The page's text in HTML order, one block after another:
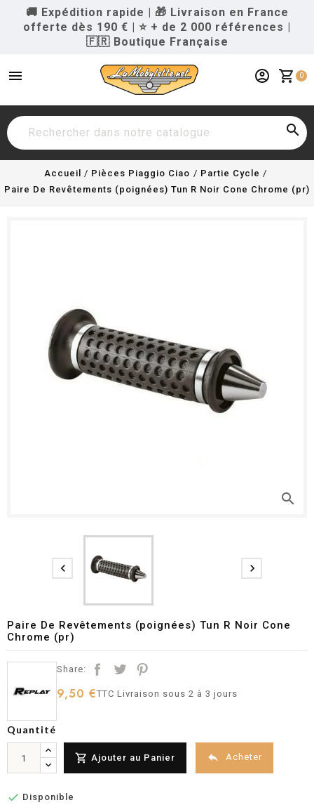
🚚 Expédition rapide | 🎁 Livraison en France
offerte dès 190 € | ⭐ + de 2 000 références |
🇫🇷 Boutique Française
menu shopping_cart 0
account_circle

Accueil Pièces Piaggio Ciao
Partie Cycle
Paire De Revêtements (poignées) Tun R Noir Cone Chrome (pr)
search
 
Paire De Revêtements (poignées) Tun R Noir Cone
Chrome (pr)
Share:
9,50 €TTCLivraison sous 2 à 3 jours
Quantité
 Ajouter au Panier  Acheter
 Disponible